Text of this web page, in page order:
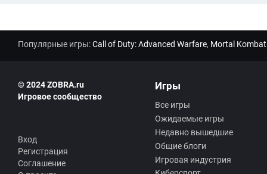
Популярные игры:Call of Duty: Advanced Warfare, Mortal
© 2024 ZOBRA.ru
Игровое сообщество
Вход
Регистрация
Соглашение
Игры
Все игры
Ожидаемые игры
Недавно вышедшие
Общие блоги
Игровая индустрия